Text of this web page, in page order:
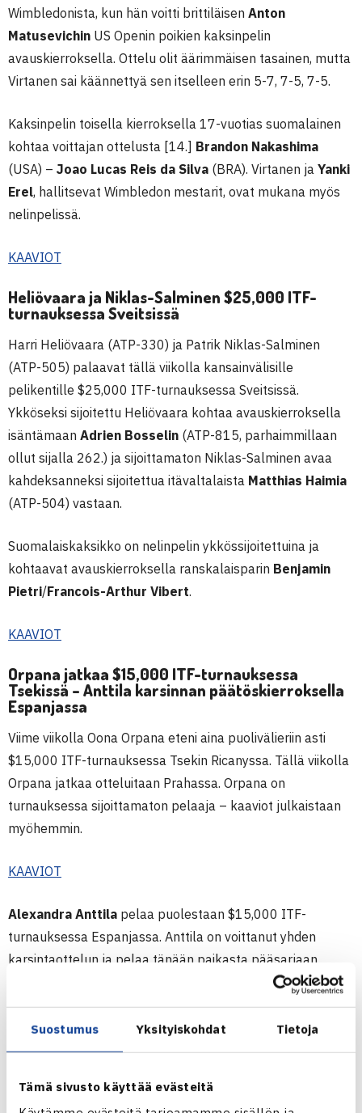
Suostumus Yksityiskohdat Tietoja
Tämä sivusto käyttää evästeitä
Wimbledonista, kun hän voitti brittiläisen Anton
Matusevichin US Openin poikien kaksinpelin
avauskierroksella. Ottelu olit äärimmäisen tasainen, mutta
Virtanen sai käännettyä sen itselleen erin 5-7, 7-5, 7-5.
Kaksinpelin toisella kierroksella 17-vuotias suomalainen
kohtaa voittajan ottelusta [14.] Brandon Nakashima
(USA) – Joao Lucas Reis da Silva (BRA). Virtanen ja Yanki
Erel, hallitsevat Wimbledon mestarit, ovat mukana myös
nelinpelissä.
KAAVIOT
Heliövaara ja Niklas-Salminen $25,000 ITF-
turnauksessa Sveitsissä
Harri Heliövaara (ATP-330) ja Patrik Niklas-Salminen
(ATP-505) palaavat tällä viikolla kansainvälisille
pelikentille $25,000 ITF-turnauksessa Sveitsissä.
Ykköseksi sijoitettu Heliövaara kohtaa avauskierroksella
isäntämaan Adrien Bosselin (ATP-815, parhaimmillaan
ollut sijalla 262.) ja sijoittamaton Niklas-Salminen avaa
kahdeksanneksi sijoitettua itävaltalaista Matthias Haimia
(ATP-504) vastaan.
Suomalaiskaksikko on nelinpelin ykkössijoitettuina ja
kohtaavat avauskierroksella ranskalaisparin Benjamin
Pietri/Francois-Arthur Vibert.
KAAVIOT
Orpana jatkaa $15,000 ITF-turnauksessa
Tsekissä – Anttila karsinnan päätöskierroksella
Espanjassa
Viime viikolla Oona Orpana eteni aina puolivälieriin asti
$15,000 ITF-turnauksessa Tsekin Ricanyssa. Tällä viikolla
Orpana jatkaa otteluitaan Prahassa. Orpana on
turnauksessa sijoittamaton pelaaja – kaaviot julkaistaan
myöhemmin.
KAAVIOT
Alexandra Anttila pelaa puolestaan $15,000 ITF-
turnauksessa Espanjassa. Anttila on voittanut yhden
karsintaottelun ja pelaa tänään paikasta pääsarjaan
vastaan.
KAAVIOT
Porsche Junior Team Finlandinpelaajia on peräti kuudessa